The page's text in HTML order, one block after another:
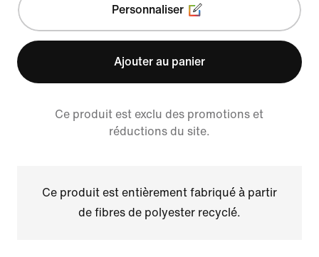
Personnaliser
Ajouter au panier
Ce produit est exclu des promotions et
réductions du site.
Ce produit est entièrement fabriqué à partir
de fibres de polyester recyclé.